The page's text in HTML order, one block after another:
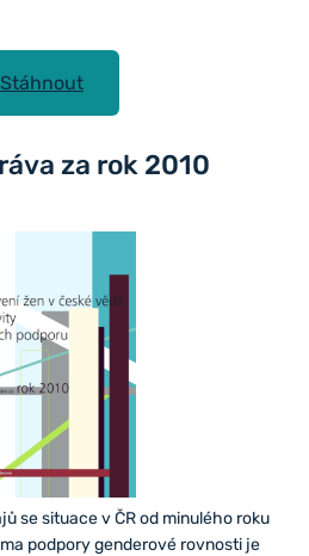
Stáhnout
za rok 2010
se situace v ČR od minulého roku
podpory genderové rovnosti je